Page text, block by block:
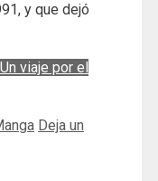
y que dejó
viaje por el
Deja un